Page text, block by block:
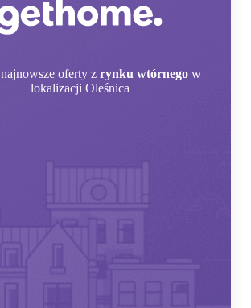
najnowsze oferty z rynku wtórnego w
lokalizacji Oleśnica